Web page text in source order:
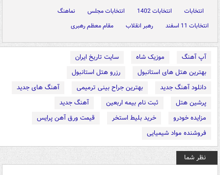
انتخابات انتخابات 1402 انتخابات مجلس
نماهنگ
انتخابات 11 اسفند
رهبر انقلاب مقام معظم رهبری
آپ آهنگ موزیک شاه
سایت تاریخ ایران
بهترین هتل های استانبول
رزرو هتل استانبول
دانلود آهنگ جدید
بهترین جراح بینی ترمیمی
آهنگ های جدید
پرشین هتل
ثبت نام بیمه اربعین
آهنگ جدید
مزایده خودرو
خرید بلیط استخر
قیمت ورق آهن پرایس
فروشنده مواد شیمیایی
نظر شما